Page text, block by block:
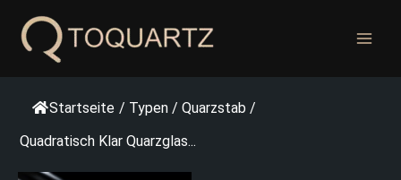
Inhalt
springen
Startseite / Typen / Quarzstab /
Quadratisch Klar Quarzglas...